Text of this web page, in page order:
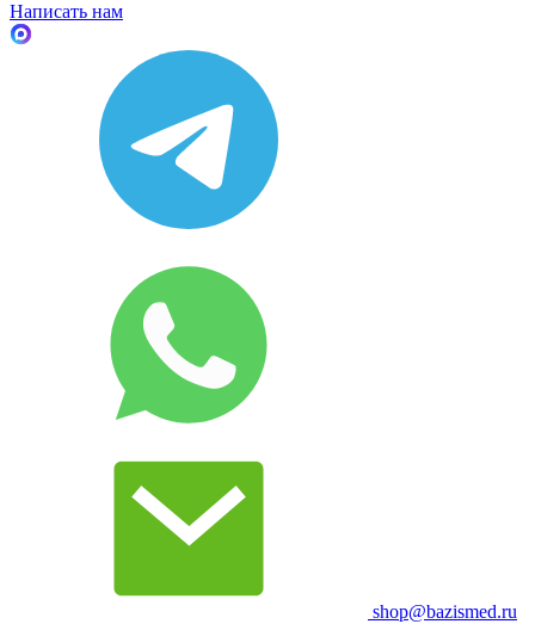
Написать нам
shop@bazismed.ru